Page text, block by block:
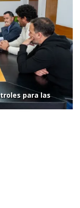
para las